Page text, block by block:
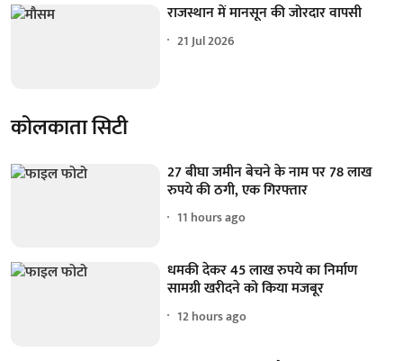
राजस्थान में मानसून की जोरदार वापसी
21 Jul 2026
कोलकाता सिटी
27 बीघा जमीन बेचने के नाम पर 78 लाख
रुपये की ठगी, एक गिरफ्तार
11 hours ago
धमकी देकर 45 लाख रुपये का निर्माण
सामग्री खरीदने को किया मजबूर
12 hours ago